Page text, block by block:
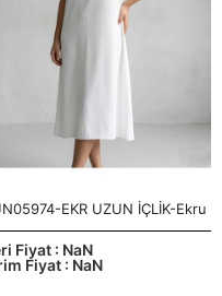
EKR UZUN İÇLİK-Ekru
Fiyat : NaN
Fiyat : NaN